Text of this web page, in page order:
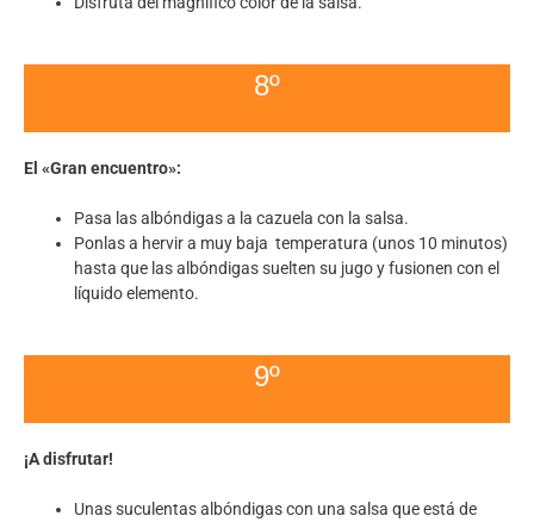
8º
El «Gran encuentro»:
Pasa las albóndigas a la cazuela con la salsa.
Ponlas a hervir a muy baja temperatura (unos 10 minutos)
hasta que las albóndigas suelten su jugo y fusionen con el
líquido elemento.
9º
¡A disfrutar!
Unas suculentas albóndigas con una salsa que está de